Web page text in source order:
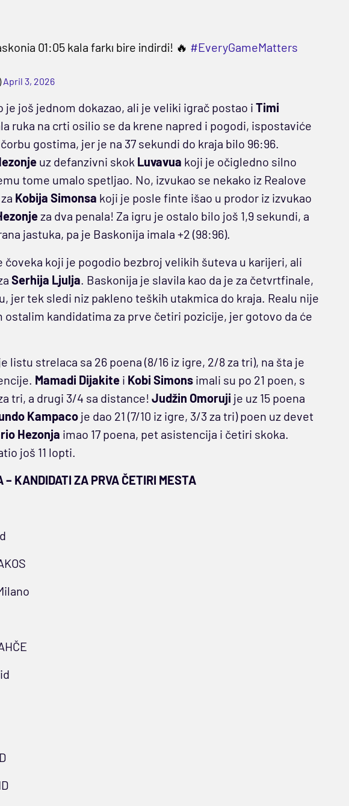
01:05 kala farkı bire indirdi! 🔥 #EveryGameMatters
April 3, 2026
je još jednom dokazao, ali je veliki igrač postao i Timi
ruka na crti osilio se da krene napred i pogodi, ispostaviće
gostima, jer je na 37 sekundi do kraja bilo 96:96.
uz defanzivni skok Luvavua koji je očigledno silno
tome umalo spetljao. No, izvukao se nekako iz Realove
Kobija Simonsa koji je posle finte išao u prodor iz izvukao
za dva penala! Za igru je ostalo bilo još 1,9 sekundi, a
jastuka, pa je Baskonija imala +2 (98:96).
koji je pogodio bezbroj velikih šuteva u karijeri, ali
Serhija Ljulja. Baskonija je slavila kao da je za četvrtfinale,
jer tek sledi niz pakleno teških utakmica do kraja. Realu nije
ostalim kandidatima za prve četiri pozicije, jer gotovo da će
listu strelaca sa 26 poena (8/16 iz igre, 2/8 za tri), na šta je
Mamadi Dijakitei Kobi Simonsimali su po 21 poen, s
tri, a drugi 3/4 sa distance! Judžin Omoruji je uz 15 poena
Kampacoje dao 21 (7/10 iz igre, 3/3 za tri) poen uz devet
Hezonja imao 17 poena, pet asistencija i četiri skoka.
još 11 lopti.
KANDIDATI ZA PRVA ČETIRI MESTA